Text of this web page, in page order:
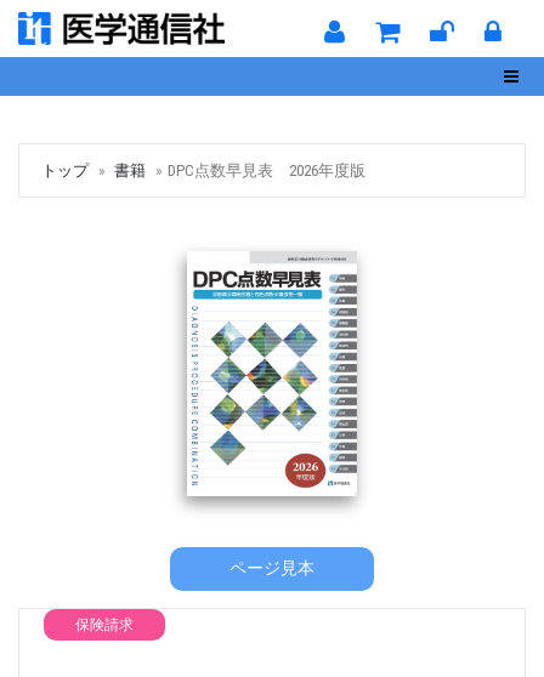
トップ 書籍 DPC点数早見表 2026年度版
ページ見本
保険請求